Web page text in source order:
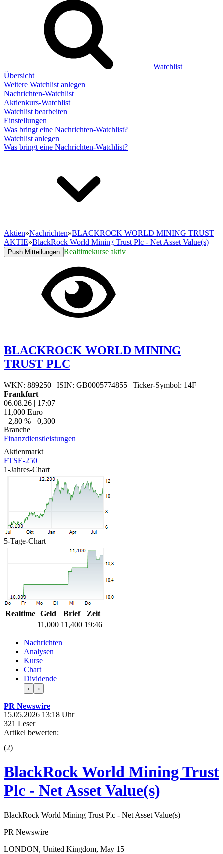
Watchlist
Übersicht
Weitere Watchlist anlegen
Nachrichten-Watchlist
Aktienkurs-Watchlist
Watchlist bearbeiten
Einstellungen
Was bringt eine Nachrichten-Watchlist?
Watchlist anlegen
Was bringt eine Nachrichten-Watchlist?
Aktien»Nachrichten»BLACKROCK WORLD MINING TRUST
AKTIE»BlackRock World Mining Trust Plc - Net Asset Value(s)
Push Mitteilungen Realtimekurse aktiv
BLACKROCK WORLD MINING
TRUST PLC
WKN: 889250 | ISIN: GB0005774855 | Ticker-Symbol: 14F
Frankfurt
06.08.26 | 17:07
11,000 Euro
+2,80 % +0,300
Branche
Finanzdienstleistungen
Aktienmarkt
FTSE-250
1-Jahres-Chart
5-Tage-Chart
Realtime Geld Brief
Zeit
11,000 11,400 19:46
Nachrichten
Analysen
Kurse
Chart
Dividende
‹ ›
PR Newswire
15.05.2026 13:18 Uhr
321 Leser
Artikel bewerten:
(2)
BlackRock World Mining Trust
Plc - Net Asset Value(s)
BlackRock World Mining Trust Plc - Net Asset Value(s)
PR Newswire
LONDON, United Kingdom, May 15